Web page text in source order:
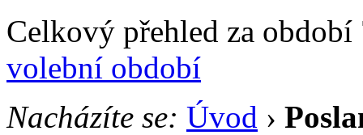
Celkový přehled za
volební období
Nacházíte se: Úvod ›